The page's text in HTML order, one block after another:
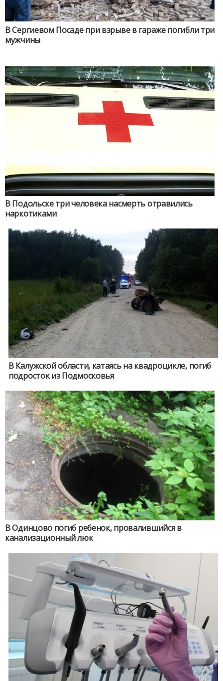
В Сергиевом Посаде при взрыве в гараже погибли три
мужчины
В Подольске три человека насмерть отравились
наркотиками
В Калужской области, катаясь на квадроцикле, погиб
подросток из Подмосковья
В Одинцово погиб ребенок, провалившийся в
канализационный люк